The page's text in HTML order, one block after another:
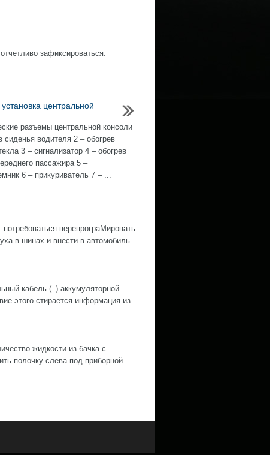
зафиксироваться.
центральной
разъемы центральной консоли
сиденья водителя 2 – обогрев
3 – сигнализатор 4 – обогрев
пассажира 5 –
6 – прикуриватель 7 – ...
перепрограМировать
в шинах и внести в автомобиль
кабель (–) аккумуляторной
этого стирается информация из
жидкости из бачка с
полочку слева под приборной